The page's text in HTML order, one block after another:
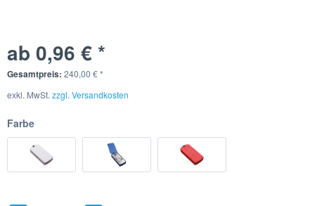
ab 0,96 € *
Gesamtpreis: 240,00 €*
exkl. MwSt. zzgl. Versandkosten
Farbe